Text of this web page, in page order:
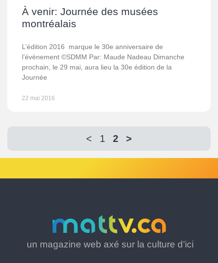
À venir: Journée des musées
montréalais
L’édition 2016 marque le 30e anniversaire de
l’évènement ©SDMM Par: Maude Nadeau Dimanche
prochain, le 29 mai, aura lieu la 30e édition de la
Journée
22 mai 2016
< 1 2 >
un magazine web axé sur la culture d’ici